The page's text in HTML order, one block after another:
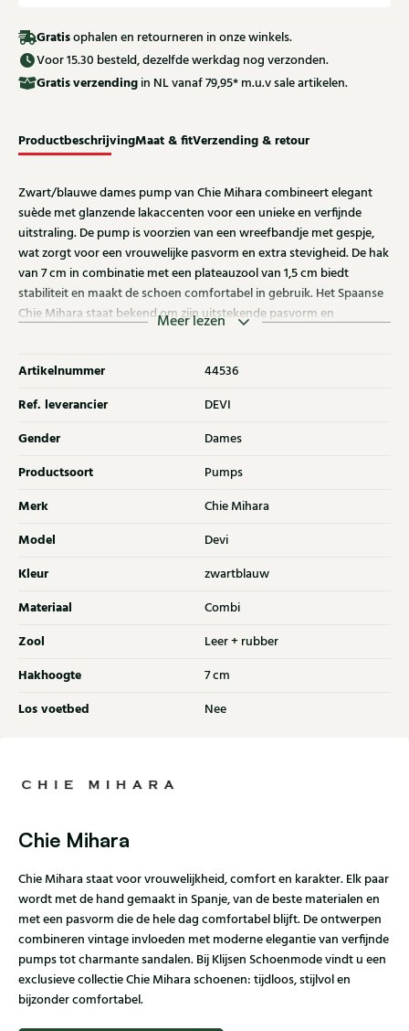
Gratisophalen en retourneren in onze winkels.
Voor 15.30 besteld, dezelfde werkdag nog verzonden.
Gratisverzending in NL vanaf 79,95* m.u.v sale artikelen.
ProductbeschrijvingMaat & fitVerzending & retour
Zwart/blauwe dames pump van Chie Mihara combineert elegant
suède met glanzende lakaccenten voor een unieke en verfijnde
uitstraling. De pump is voorzien van een wreefbandje met gespje,
wat zorgt voor een vrouwelijke pasvorm en extra stevigheid. De hak
van 7 cm in combinatie met een plateauzool van 1,5 cm biedt
stabiliteit en maakt de schoen comfortabel in gebruik. Het Spaanse
Chie Mihara staat bekend om zijn uitstekende pasvorm en
Meer lezen
Artikelnummer 44536
Ref. leverancier DEVI
Gender Dames
Productsoort Pumps
Merk Chie Mihara
Model Devi
Kleur zwartblauw
Materiaal Combi
Zool Leer + rubber
Hakhoogte 7 cm
Los voetbed Nee
Chie Mihara
Chie Mihara staat voor vrouwelijkheid, comfort en karakter. Elk paar
wordt met de hand gemaakt in Spanje, van de beste materialen en
met een pasvorm die de hele dag comfortabel blijft. De ontwerpen
combineren vintage invloeden met moderne elegantie van verfijnde
pumps tot charmante sandalen. Bij Klijsen Schoenmode vindt u een
exclusieve collectie Chie Mihara schoenen: tijdloos, stijlvol en
bijzonder comfortabel.